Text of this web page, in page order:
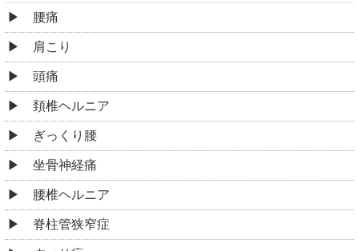
腰痛
肩こり
頭痛
頚椎ヘルニア
ぎっくり腰
坐骨神経痛
腰椎ヘルニア
脊柱管狭窄症